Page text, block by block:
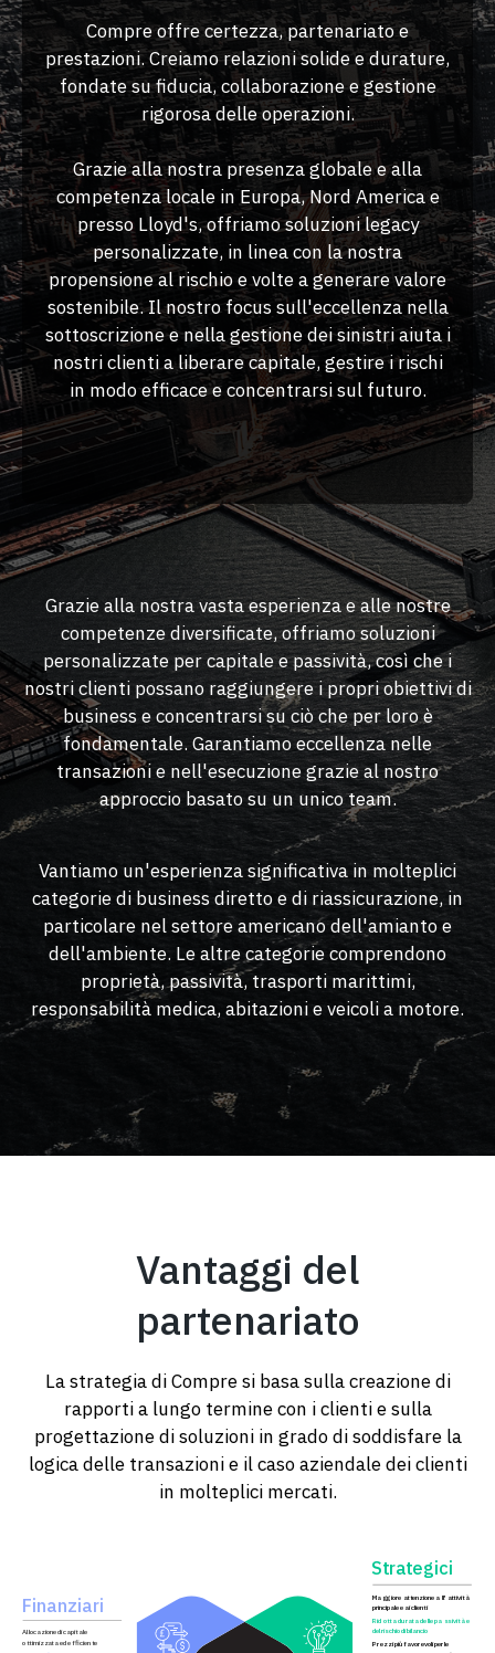
Compre offre certezza, partenariato e
prestazioni. Creiamo relazioni solide e durature,
fondate su fiducia, collaborazione e gestione
rigorosa delle operazioni.
Grazie alla nostra presenza globale e alla
competenza locale in Europa, Nord America e
presso Lloyd's, offriamo soluzioni legacy
personalizzate, in linea con la nostra
propensione al rischio e volte a generare valore
sostenibile. Il nostro focus sull'eccellenza nella
sottoscrizione e nella gestione dei sinistri aiuta i
nostri clienti a liberare capitale, gestire i rischi
in modo efficace e concentrarsi sul futuro.
Grazie alla nostra vasta esperienza e alle nostre
competenze diversificate, offriamo soluzioni
personalizzate per capitale e passività, così che i
nostri clienti possano raggiungere i propri obiettivi di
business e concentrarsi su ciò che per loro è
fondamentale. Garantiamo eccellenza nelle
transazioni e nell'esecuzione grazie al nostro
approccio basato su un unico team.
Vantiamo un'esperienza significativa in molteplici
categorie di business diretto e di riassicurazione, in
particolare nel settore americano dell'amianto e
dell'ambiente. Le altre categorie comprendono
proprietà, passività, trasporti marittimi,
responsabilità medica, abitazioni e veicoli a motore.
Vantaggi del
partenariato
La strategia di Compre si basa sulla creazione di
rapporti a lungo termine con i clienti e sulla
progettazione di soluzioni in grado di soddisfare la
logica delle transazioni e il caso aziendale dei clienti
in molteplici mercati.
Allocazione di capitale
ottimizzata ed efficiente
Finanziari Ma ggiore attenzione a ll' attività
principale e ai clienti
Rid otta durata delle pa ssività e
del rischio di bilancio
Prezzi più favorevoli per le
Strategici